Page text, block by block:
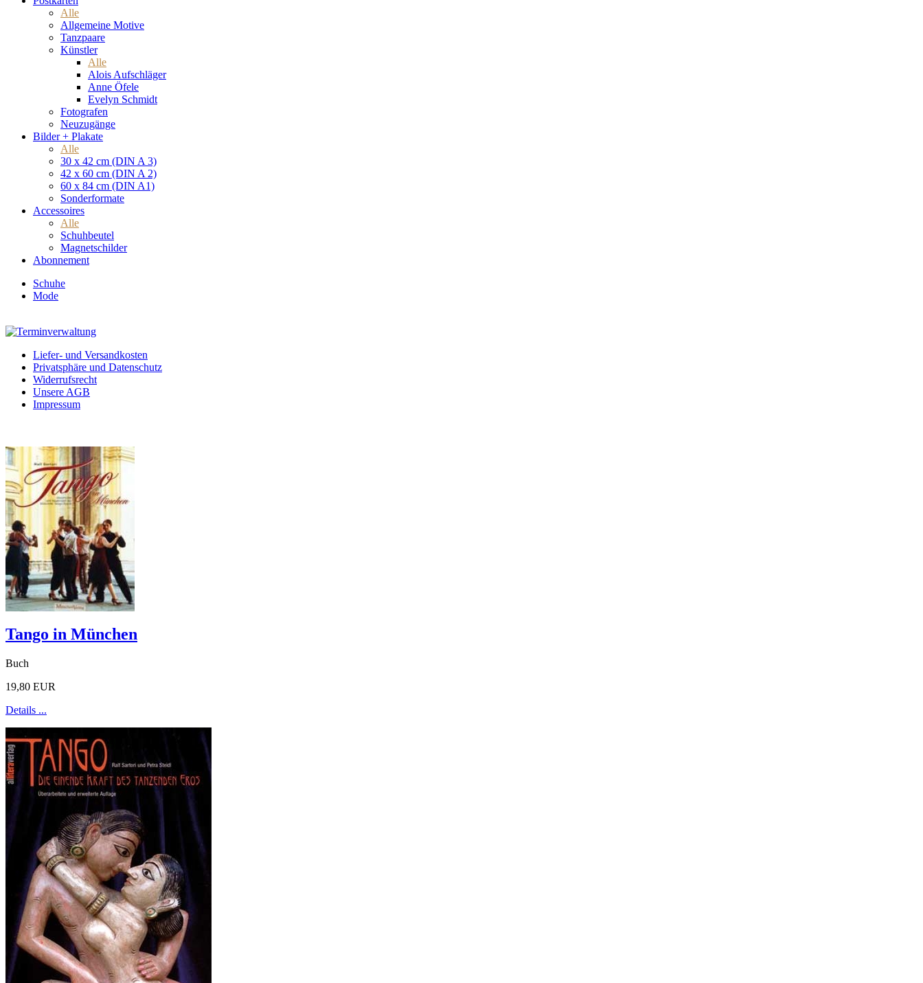
Alle
Allgemeine Motive
Tanzpaare
Künstler
Alle
Alois Aufschläger
Anne Öfele
Evelyn Schmidt
Fotografen
Neuzugänge
Bilder + Plakate
Alle
30 x 42 cm (DIN A 3)
42 x 60 cm (DIN A 2)
60 x 84 cm (DIN A1)
Sonderformate
Accessoires
Alle
Schuhbeutel
Magnetschilder
Abonnement
Schuhe
Mode
Liefer- und Versandkosten
Privatsphäre und Datenschutz
Widerrufsrecht
Unsere AGB
Impressum
Tango in München
Buch
19,80 EUR
Details ...